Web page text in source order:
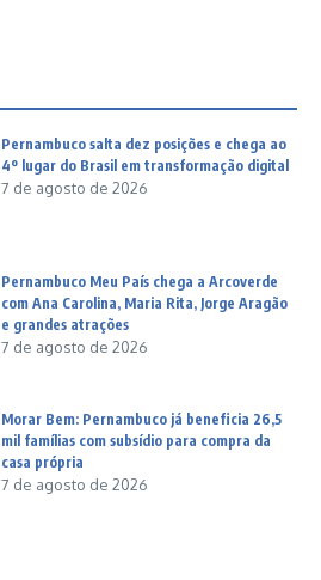
Pernambuco salta dez posições e chega ao
4º lugar do Brasil em transformação digital
7 de agosto de 2026
Pernambuco Meu País chega a Arcoverde
com Ana Carolina, Maria Rita, Jorge Aragão
e grandes atrações
7 de agosto de 2026
Morar Bem: Pernambuco já beneficia 26,5
mil famílias com subsídio para compra da
casa própria
7 de agosto de 2026